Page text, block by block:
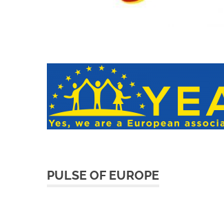
PULSE OF EUROPE